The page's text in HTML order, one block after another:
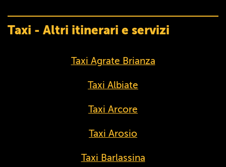
Taxi - Altri itinerari e servizi
Taxi Agrate Brianza
Taxi Albiate
Taxi Arcore
Taxi Arosio
Taxi Barlassina